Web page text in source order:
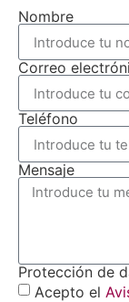
Nombre
Correo
Teléfono
Mensaje
Protección de
Acepto el